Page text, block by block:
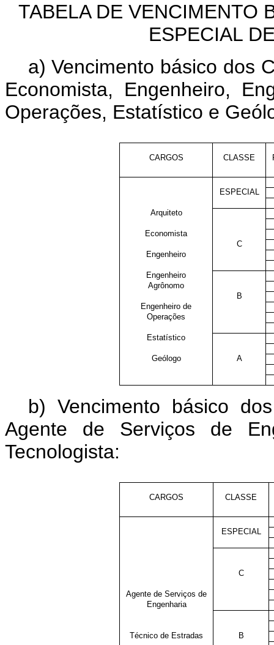
TABELA DE VENCIMENTO
ESPECIAL
a) Vencimento básico dos
Economista, Engenheiro,
Operações, Estatístico e
CARGOS CLASSE
ESPECIAL
Arquiteto
Economista
C
Engenheiro
Engenheiro
Agrônomo
B
Engenheiro de
Operações
Estatístico
Geólogo A
b) Vencimento básico
Agente de Serviços de
Tecnologista:
CARGOS CLASSE
ESPECIAL
C
Agente de Serviços de
Engenharia
Técnico de Estradas B